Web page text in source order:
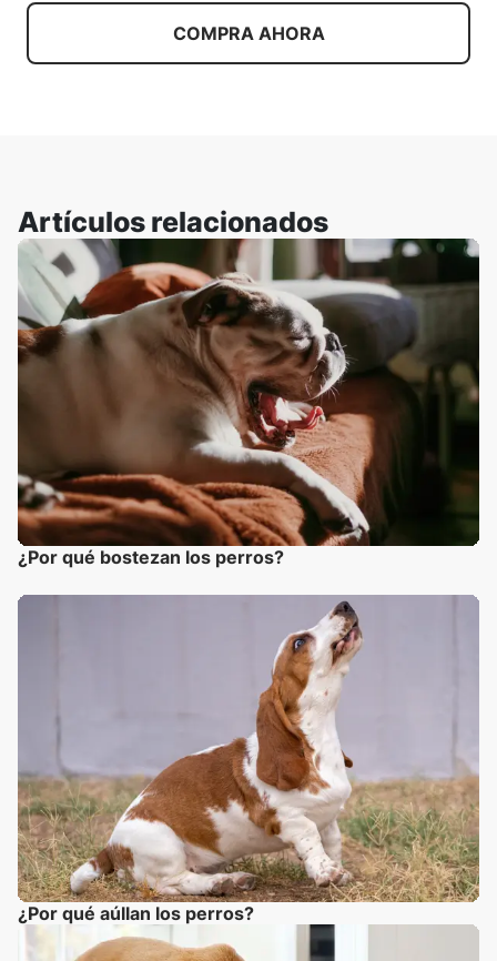
COMPRA AHORA
Artículos relacionados
¿Por qué bostezan los perros?
¿Por qué aúllan los perros?